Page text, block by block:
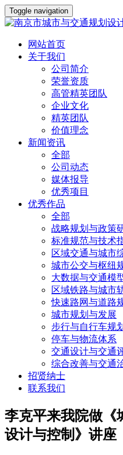
Toggle navigation
网站首页
关于我们
公司简介
荣誉资质
高管精英团队
企业文化
精英团队
价值理念
新闻资讯
全部
公司动态
媒体报导
优秀项目
优秀作品
全部
战略规划与政策
标准规范与技术
区域交通与城市
城市公交与枢纽
大数据与交通模
区域铁路与城市
快速路网与道路
城市规划与发展
步行与自行车规划
停车与物流体系
交通设计与交通
综合改善与交通
招贤纳士
联系我们
李克平来我院做《
设计与控制》讲座